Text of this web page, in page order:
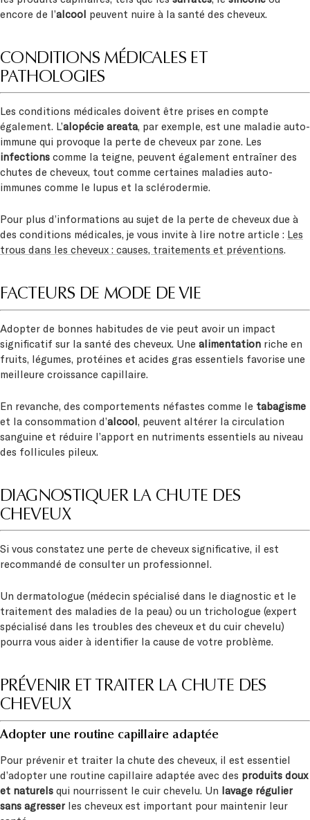
encore de l’alcool peuvent nuire à la santé des cheveux.
CONDITIONS MÉDICALES ET
PATHOLOGIES
Les conditions médicales doivent être prises en compte
également. L’alopécie areata, par exemple, est une maladie auto-
immune qui provoque la perte de cheveux par zone. Les
infections comme la teigne, peuvent également entraîner des
chutes de cheveux, tout comme certaines maladies auto-
immunes comme le lupus et la sclérodermie.
Pour plus d’informations au sujet de la perte de cheveux due à
des conditions médicales, je vous invite à lire notre article : Les
trous dans les cheveux : causes, traitements et préventions.
FACTEURS DE MODE DE VIE
Adopter de bonnes habitudes de vie peut avoir un impact
significatif sur la santé des cheveux. Une alimentation riche en
fruits, légumes, protéines et acides gras essentiels favorise une
meilleure croissance capillaire.
En revanche, des comportements néfastes comme le tabagisme
et la consommation d’alcool, peuvent altérer la circulation
sanguine et réduire l’apport en nutriments essentiels au niveau
des follicules pileux.
DIAGNOSTIQUER LA CHUTE DES
CHEVEUX
Si vous constatez une perte de cheveux significative, il est
recommandé de consulter un professionnel.
Un dermatologue (médecin spécialisé dans le diagnostic et le
traitement des maladies de la peau) ou un trichologue (expert
spécialisé dans les troubles des cheveux et du cuir chevelu)
pourra vous aider à identifier la cause de votre problème.
PRÉVENIR ET TRAITER LA CHUTE DES
CHEVEUX
Adopter une routine capillaire adaptée
Pour prévenir et traiter la chute des cheveux, il est essentiel
d’adopter une routine capillaire adaptée avec des produits doux
et naturels qui nourrissent le cuir chevelu. Un lavage régulier
sans agresserles cheveux est important pour maintenir leur